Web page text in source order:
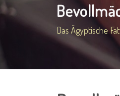
Das Ägyptische